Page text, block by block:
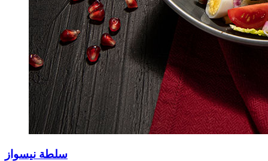
سلطة نيسواز